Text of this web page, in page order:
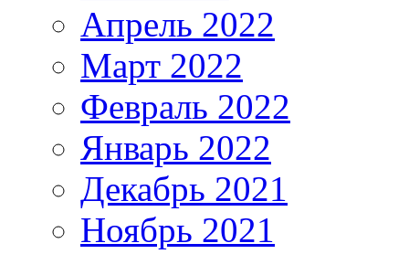
Апрель 2022
Март 2022
Февраль 2022
Январь 2022
Декабрь 2021
Ноябрь 2021